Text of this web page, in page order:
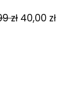
zł 40,00 zł